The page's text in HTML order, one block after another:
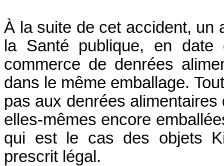
À la suite de cet accident, un
la Santé publique, en
commerce de denrées
dans le même emballage.
pas aux denrées
elles-mêmes encore
qui est le cas des objets
prescrit légal.